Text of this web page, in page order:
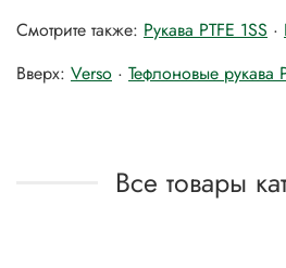
Смотрите также: Рукава PTFE 1SS ·
Вверх: Verso · Тефлоновые рукава
Все товары